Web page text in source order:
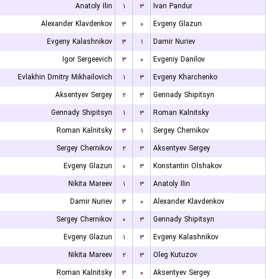
Anatoly Ilin
۱ ۳
Ivan Pandur
Alexander Klavdenkov
۳ ۰
Evgeny Glazun
Evgeny Kalashnikov
۳ ۱
Damir Nuriev
Igor Sergeevich
۳ ۰
Evgeniy Danilov
Evlakhin Dmitry Mikhailovich
۱ ۳
Evgeny Kharchenko
Aksentyev Sergey
۲ ۳
Gennady Shipitsyn
Gennady Shipitsyn
۱ ۳
Roman Kalnitsky
Roman Kalnitsky
۳ ۱
Sergey Chernikov
Sergey Chernikov
۲ ۳
Aksentyev Sergey
Evgeny Glazun
۰ ۳
Konstantin Olshakov
Nikita Mareev
۱ ۳
Anatoly Ilin
Damir Nuriev
۳ ۰
Alexander Klavdenkov
Sergey Chernikov
۰ ۳
Gennady Shipitsyn
Evgeny Glazun
۱ ۳
Evgeny Kalashnikov
Nikita Mareev
۲ ۳
Oleg Kutuzov
Roman Kalnitsky
۳ ۰
Aksentyev Sergey